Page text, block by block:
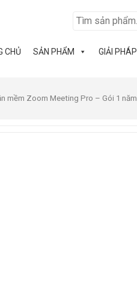
CHỦ SẢN PHẨM GIẢI PHÁP
mềm Zoom Meeting Pro – Gói 1 năm